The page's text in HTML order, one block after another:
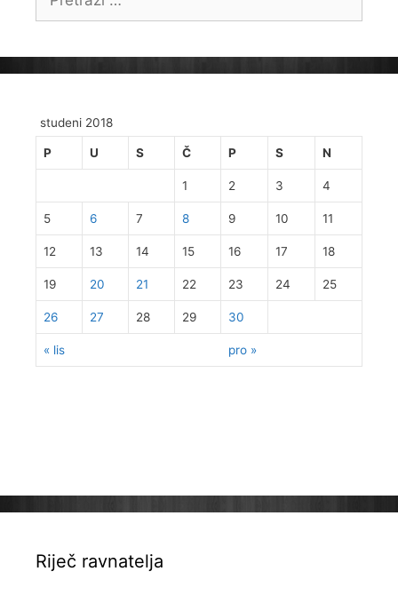
studeni 2018
P U S Č P S N
« lis pro »
1 2 3 4
5 6 7 8 9 10 11
12 13 14 15 16 17 18
19 20 21 22 23 24 25
26 27 28 29 30
Riječ ravnatelja